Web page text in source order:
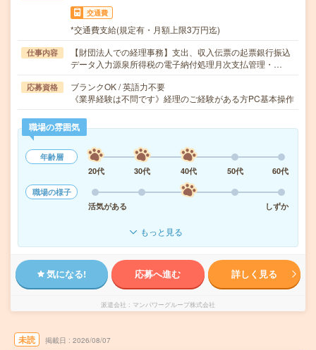
交通費
*交通費支給(規定有・月額上限3万円迄)
仕事内容
【財団法人での経理事務】支出、収入伝票の起票銀行振込
データ入力源泉所得税の電子納付処理月次支払管理・…
応募資格
ブランクOK / 英語力不要
《業界経験は不問です》経理のご経験がある方PC基本操作
職場の雰囲気
年齢層
20代
30代 40代 50代
60代
職場の様子
活気がある
しずか
もっと見る
気になる! 応募へ進む 詳しく見る
派遣会社 マンパワーグループ株式会社
未読 掲載日 2026/08/07